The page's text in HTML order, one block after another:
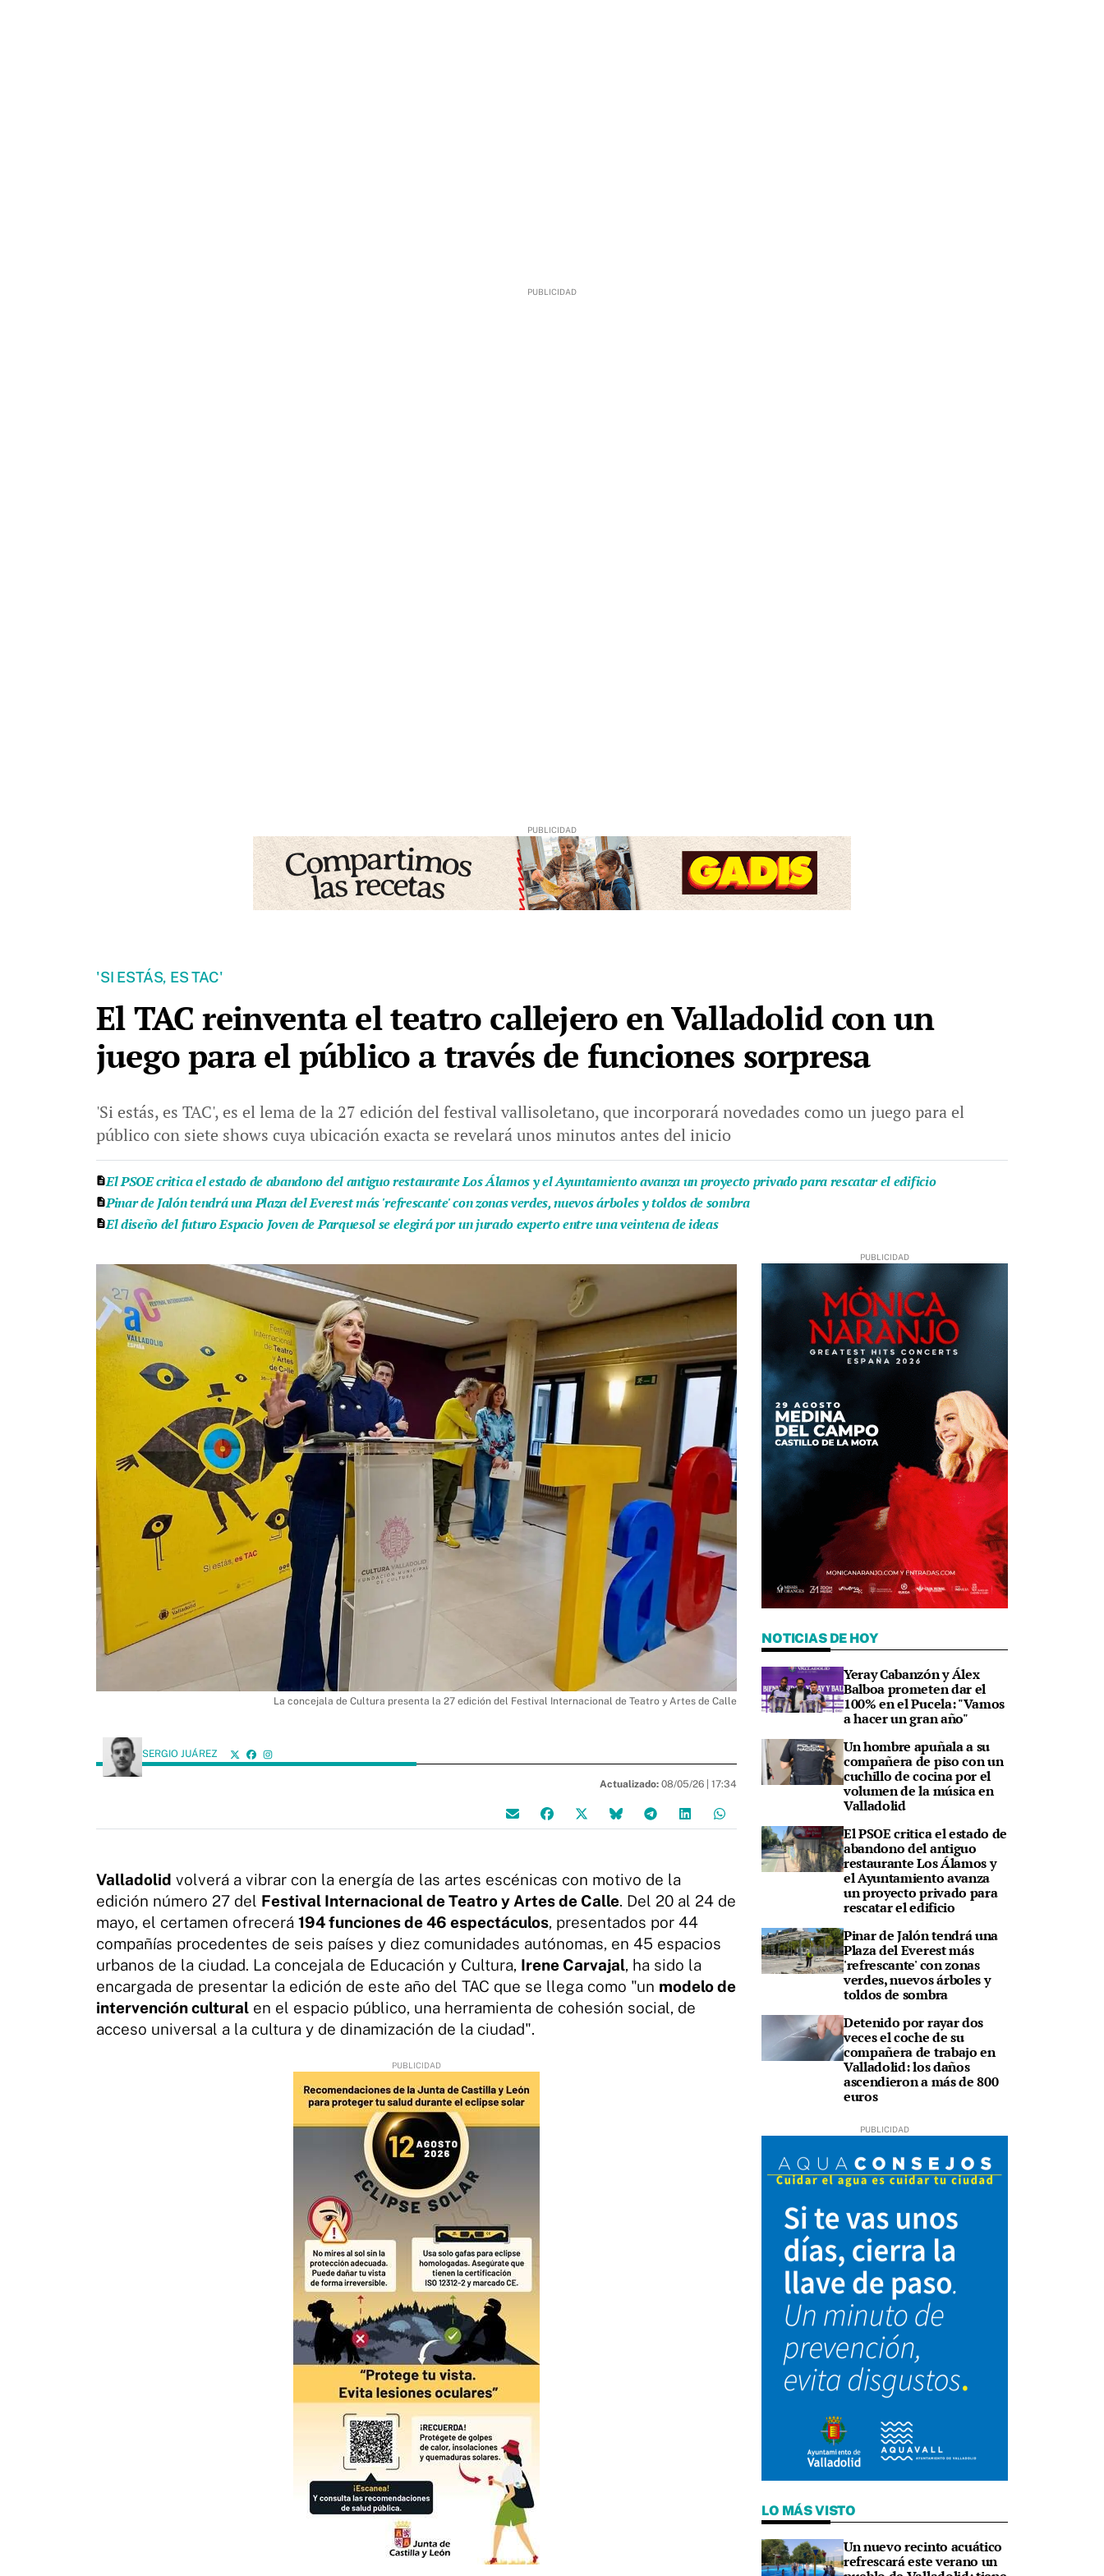
'SI ESTÁS, ES TAC'
El TAC reinventa el teatro callejero en Valladolid con un
juego para el público a través de funciones sorpresa
'Si estás, es TAC', es el lema de la 27 edición del festival vallisoletano, que incorporará novedades como un juego para el
público con siete shows cuya ubicación exacta se revelará unos minutos antes del inicio
El PSOE critica el estado de abandono del antiguo restaurante Los Álamos y el Ayuntamiento avanza un proyecto privado para rescatar el edificio
Pinar de Jalón tendrá una Plaza del Everest más 'refrescante' con zonas verdes, nuevos árboles y toldos de sombra
El diseño del futuro Espacio Joven de Parquesol se elegirá por un jurado experto entre una veintena de ideas
La concejala de Cultura presenta la 27 edición del Festival Internacional de Teatro y Artes de Calle
SERGIO JUÁREZ
Actualizado: 08/05/26 | 17:34
Valladolid volverá a vibrar con la energía de las artes escénicas con motivo de la
edición número 27 del Festival Internacional de Teatro y Artes de Calle. Del 20 al 24 de
mayo, el certamen ofrecerá 194 funciones de 46 espectáculos, presentados por 44
compañías procedentes de seis países y diez comunidades autónomas, en 45 espacios
urbanos de la ciudad. La concejala de Educación y Cultura, Irene Carvajal, ha sido la
encargada de presentar la edición de este año del TAC que se llega como "un modelo de
intervención cultural en el espacio público, una herramienta de cohesión social, de
acceso universal a la cultura y de dinamización de la ciudad".
NOTICIAS DE HOY
Yeray Cabanzón y Álex
Balboa prometen dar el
100% en el Pucela: "Vamos
a hacer un gran año"
Un hombre apuñala a su
compañera de piso con un
cuchillo de cocina por el
volumen de la música en
Valladolid
El PSOE critica el estado de
abandono del antiguo
restaurante Los Álamos y
el Ayuntamiento avanza
un proyecto privado para
rescatar el edificio
Pinar de Jalón tendrá una
Plaza del Everest más
'refrescante' con zonas
verdes, nuevos árboles y
toldos de sombra
Detenido por rayar dos
veces el coche de su
compañera de trabajo en
Valladolid: los daños
ascendieron a más de 800
euros
LO MÁS VISTO
Un nuevo recinto acuático
refrescará este verano un